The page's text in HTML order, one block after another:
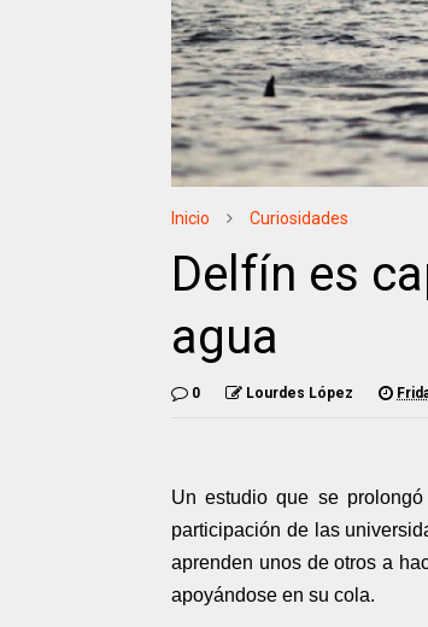
Inicio Curiosidades
Delfín es
agua
0 Lourdes López
Un estudio que se
participación de las
aprenden unos de otros a
apoyándose en su cola.